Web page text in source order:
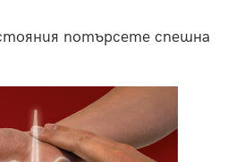
потърсете спешна